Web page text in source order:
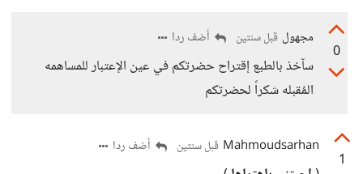
0
مجهول قبل سنتين أضف ردا
سآخذ بالطبع إقتراح حضرتكم في عين الإعتبار للمساهمه
المُقبله شكراً لحضرتكم
1
Mahmoudsarhan قبل سنتين أضف ردا